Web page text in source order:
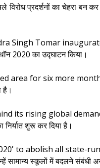
प्रदर्शनों का चेहरा बन कर
Singh Tomar
2020 का उद्घाटन किया।
area for six more
है।
its rising global
निर्यात शुरू कर दिया है।
to abolish all state-
सामान्य स्कूलों में बदलने संबंधी